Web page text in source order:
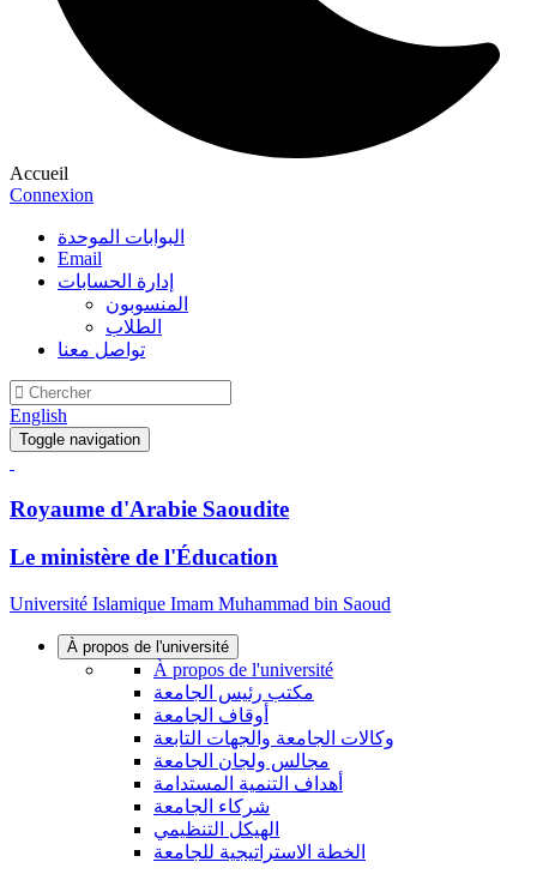
Accueil
Connexion
البوابات الموحدة
Email
إدارة الحسابات
المنسوبون
الطلاب
تواصل معنا
English
Toggle navigation
Royaume d'Arabie Saoudite
Le ministère de l'Éducation
Université Islamique Imam Muhammad bin Saoud
À propos de l'université
À propos de l'université
مكتب رئيس الجامعة
أوقاف الجامعة
وكالات الجامعة والجهات التابعة
مجالس ولجان الجامعة
أهداف التنمية المستدامة
شركاء الجامعة
الهيكل التنظيمي
الخطة الاستراتيجية للجامعة